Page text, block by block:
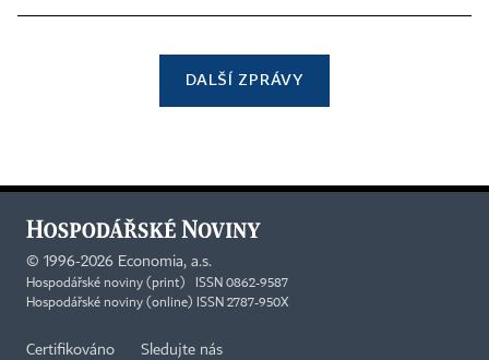
DALŠÍ ZPRÁVY
© 1996-2026 Economia, a.s.
Hospodářské noviny (print) ISSN 0862-9587
Hospodářské noviny (online) ISSN 2787-950X
Certifikováno Sledujte nás